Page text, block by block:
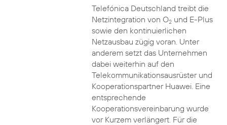
Telefónica Deutschland treibt die
Netzintegration von O2und E-Plus
sowie den kontinuierlichen
Netzausbau zügig voran. Unter
anderem setzt das Unternehmen
dabei weiterhin auf den
Telekommunikationsausrüster und
Kooperationspartner Huawei. Eine
entsprechende
Kooperationsvereinbarung wurde
vor Kurzem verlängert. Für die